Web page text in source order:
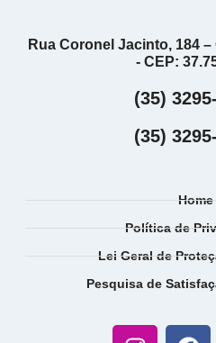
Rua Coronel Jacinto, 184
- CEP:
(35)
(35)
Home
Política de
Lei Geral de
Pesquisa de